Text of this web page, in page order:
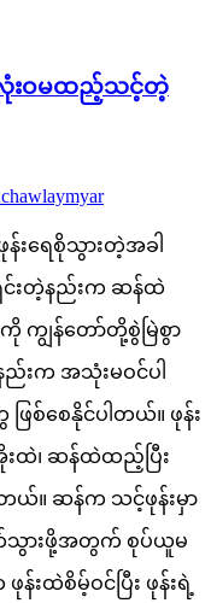
လုံးဝမထည့်သင့်တဲ့
းရေစိုသွားတဲ့အခါ
ရှင်းတဲ့နည်းက ဆန်ထဲ
ကျွန်တော်တို့စွဲမြဲစွာ
းက အသုံးမဝင်ပါ
ြစ်စေနိုင်ပါတယ်။ ဖုန်း
ထဲ၊ ဆန်ထဲထည့်ပြီး
တယ်။ ဆန်က သင့်ဖုန်းမှာ
က်သွားဖို့အတွက် စုပ်ယူမ
းထဲစိမ့်ဝင်ပြီး ဖုန်းရဲ့